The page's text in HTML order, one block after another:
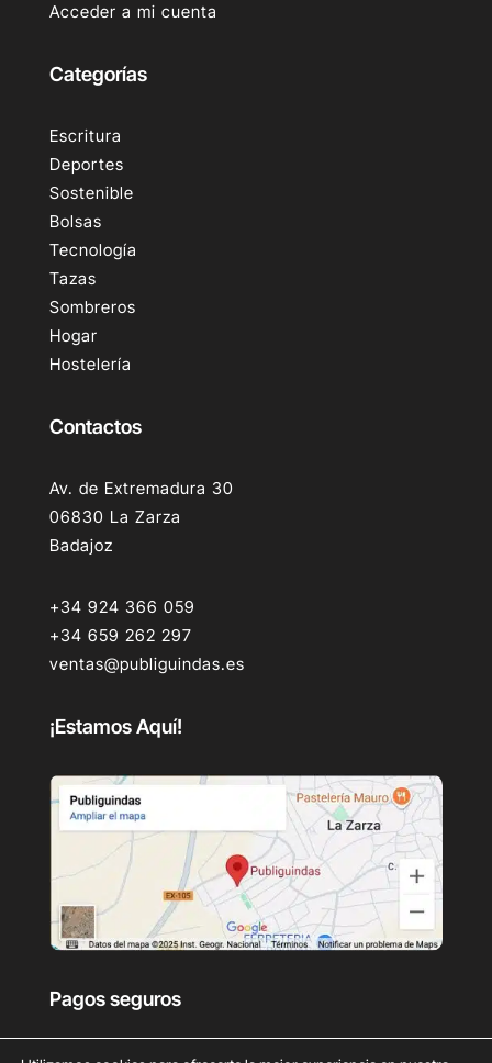
Acceder a mi cuenta
Categorías
Escritura
Deportes
Sostenible
Bolsas
Tecnología
Tazas
Sombreros
Hogar
Hostelería
Contactos
Av. de Extremadura 30
06830 La Zarza
Badajoz
+34 924 366 059
+34 659 262 297
ventas@publiguindas.es
¡Estamos Aquí!
Pagos seguros